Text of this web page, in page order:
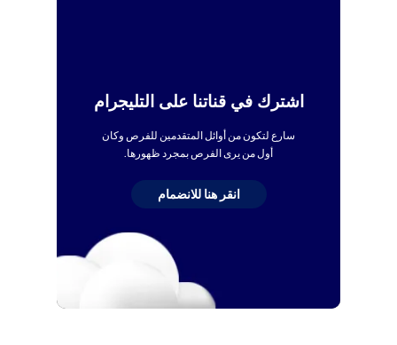
اشترك في قناتنا على التليجرام
سارع لتكون من أوائل المتقدمين للفرص وكان
أول من يرى الفرص بمجرد ظهورها.
انقر هنا للانضمام